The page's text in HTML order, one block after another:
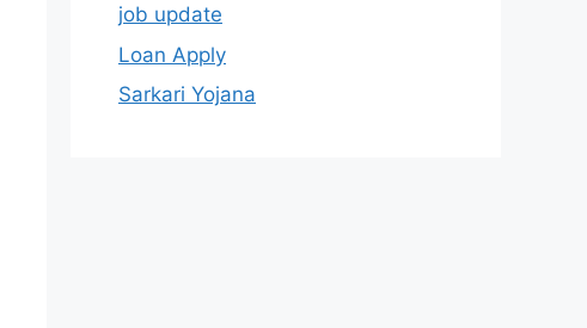
job update
Loan Apply
Sarkari Yojana